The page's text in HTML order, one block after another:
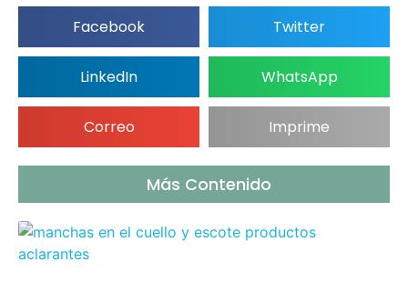
Facebook Twitter
LinkedIn WhatsApp
Correo Imprime
Más Contenido